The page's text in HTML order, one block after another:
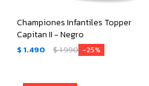
Championes Infantiles Topper
Capitan II - Negro
$ 1.490 $1.990 25